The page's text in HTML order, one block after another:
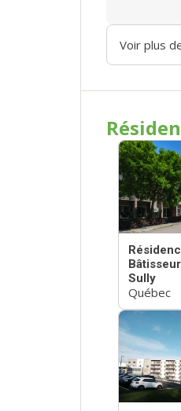
Voir plus
Sully
Québec